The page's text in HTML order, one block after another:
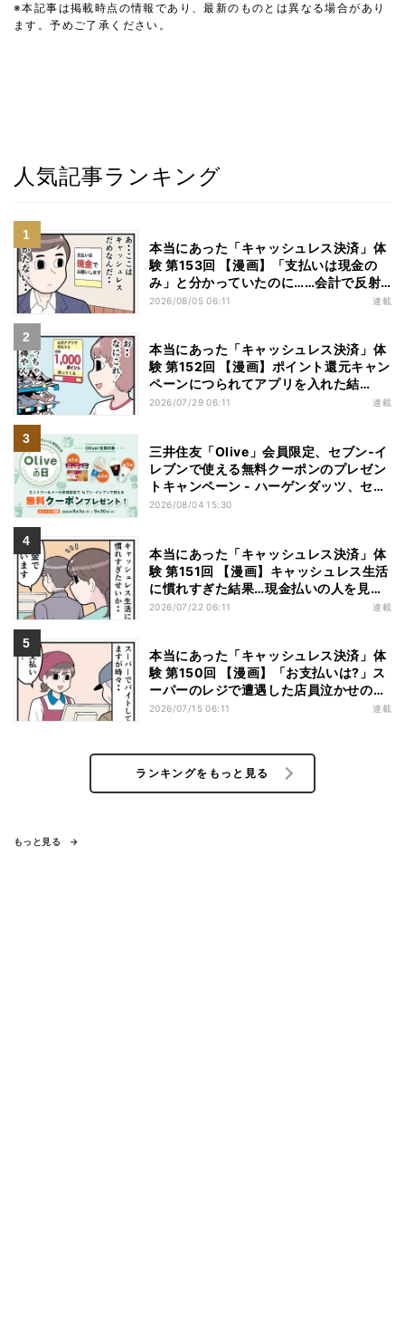
※本記事は掲載時点の情報であり、最新のものとは異なる場合があり
ます。予めご了承ください。
人気記事ランキング
本当にあった「キャッシュレス決済」体
験 第153回 【漫画】「支払いは現金の
み」と分かっていたのに……会計で反射
的に出してしまったものは
2026/08/05 06:11 連載
本当にあった「キャッシュレス決済」体
験 第152回 【漫画】ポイント還元キャン
ペーンにつられてアプリを入れた結
果……お得を逃したまさかの理由
2026/07/29 06:11 連載
三井住友「Olive」会員限定、セブン‐イ
レブンで使える無料クーポンのプレゼン
トキャンペーン - ハーゲンダッツ、セブ
ンカフェなどが無料に
2026/08/04 15:30
本当にあった「キャッシュレス決済」体
験 第151回 【漫画】キャッシュレス生活
に慣れすぎた結果…現金払いの人を見る
と「理由」を推理してしまう
2026/07/22 06:11 連載
本当にあった「キャッシュレス決済」体
験 第150回 【漫画】「お支払いは?」ス
ーパーのレジで遭遇した店員泣かせの行
動とは……
2026/07/15 06:11 連載
ランキングをもっと見る
もっと見る